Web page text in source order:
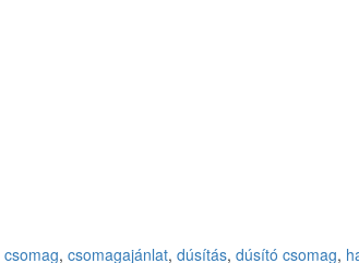
csomag, csomagajánlat, dúsítás, dúsító csomag,